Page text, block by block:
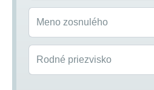
Meno zosnulého
Rodné priezvisko